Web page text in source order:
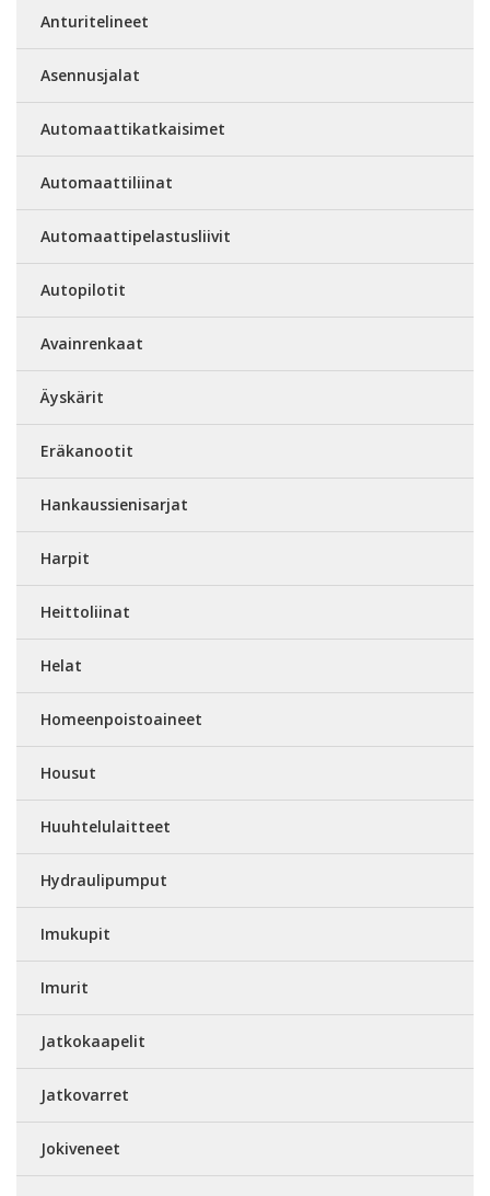
Anturitelineet
Asennusjalat
Automaattikatkaisimet
Automaattiliinat
Automaattipelastusliivit
Autopilotit
Avainrenkaat
Äyskärit
Eräkanootit
Hankaussienisarjat
Harpit
Heittoliinat
Helat
Homeenpoistoaineet
Housut
Huuhtelulaitteet
Hydraulipumput
Imukupit
Imurit
Jatkokaapelit
Jatkovarret
Jokiveneet